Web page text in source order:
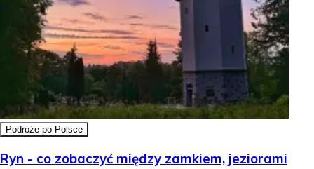
Podróże po Polsce
Ryn - co zobaczyć między zamkiem, jeziorami